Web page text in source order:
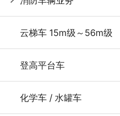
云梯车 15m级～56m级
登高平台车
化学车 / 水罐车